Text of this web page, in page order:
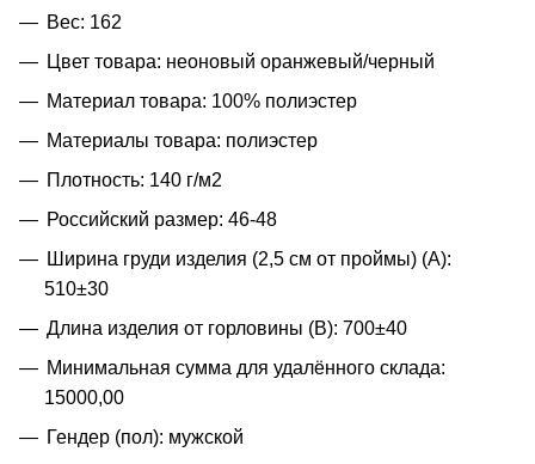
Вес: 162
Цвет товара: неоновый оранжевый/черный
Материал товара: 100% полиэстер
Материалы товара: полиэстер
Плотность: 140 г/м2
Российский размер: 46-48
Ширина груди изделия (2,5 см от проймы) (A):
510±30
Длина изделия от горловины (B): 700±40
Минимальная сумма для удалённого склада:
15000,00
Гендер (пол): мужской